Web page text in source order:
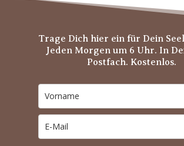
Trage Dich hier ein für Dein
Jeden Morgen um 6 Uhr. In
Postfach. Kostenlos.